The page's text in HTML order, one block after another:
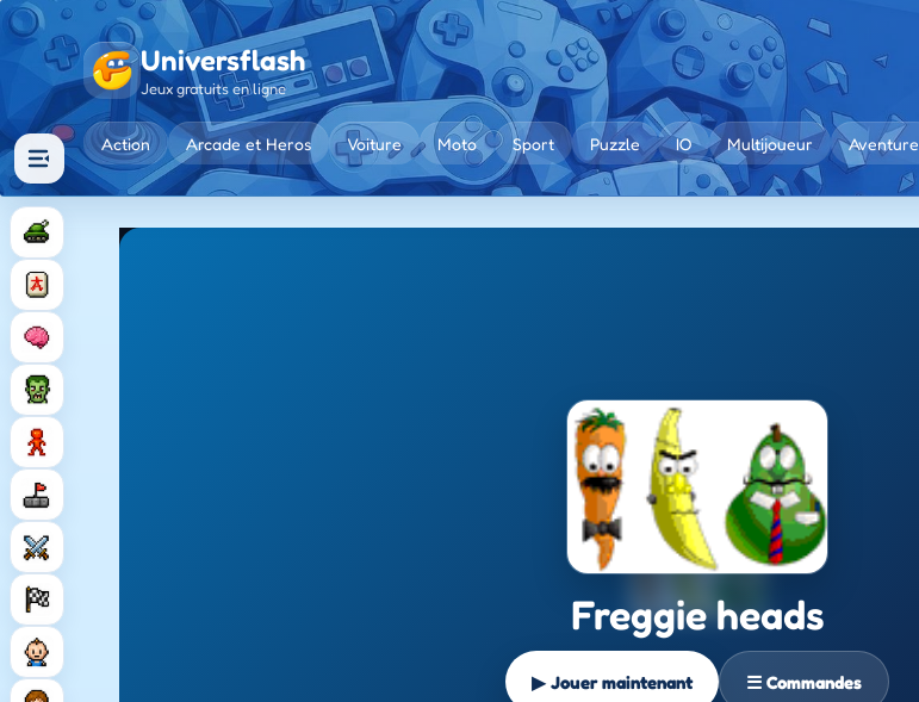
Universflash
Jeux gratuits en ligne
Action Arcade et Heros Voiture Moto Sport Puzzle IO Multijoueur Aventure
Freggie heads
▶ Jouer maintenant ☰ Commandes